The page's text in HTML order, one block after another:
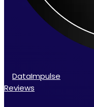
DataImpulse
Reviews